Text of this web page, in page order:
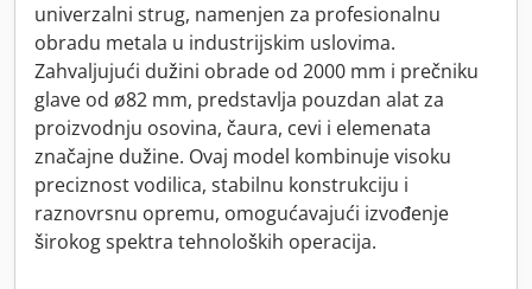
univerzalni strug, namenjen za profesionalnu
obradu metala u industrijskim uslovima.
Zahvaljujući dužini obrade od 2000 mm i prečniku
glave od ø82 mm, predstavlja pouzdan alat za
proizvodnju osovina, čaura, cevi i elemenata
značajne dužine. Ovaj model kombinuje visoku
preciznost vodilica, stabilnu konstrukciju i
raznovrsnu opremu, omogućavajući izvođenje
širokog spektra tehnoloških operacija.